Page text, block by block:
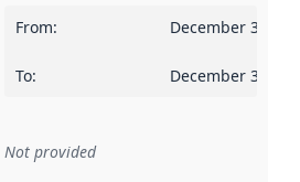
From: December 31,
To: December 30,
to an implementation rule or other
Not provided